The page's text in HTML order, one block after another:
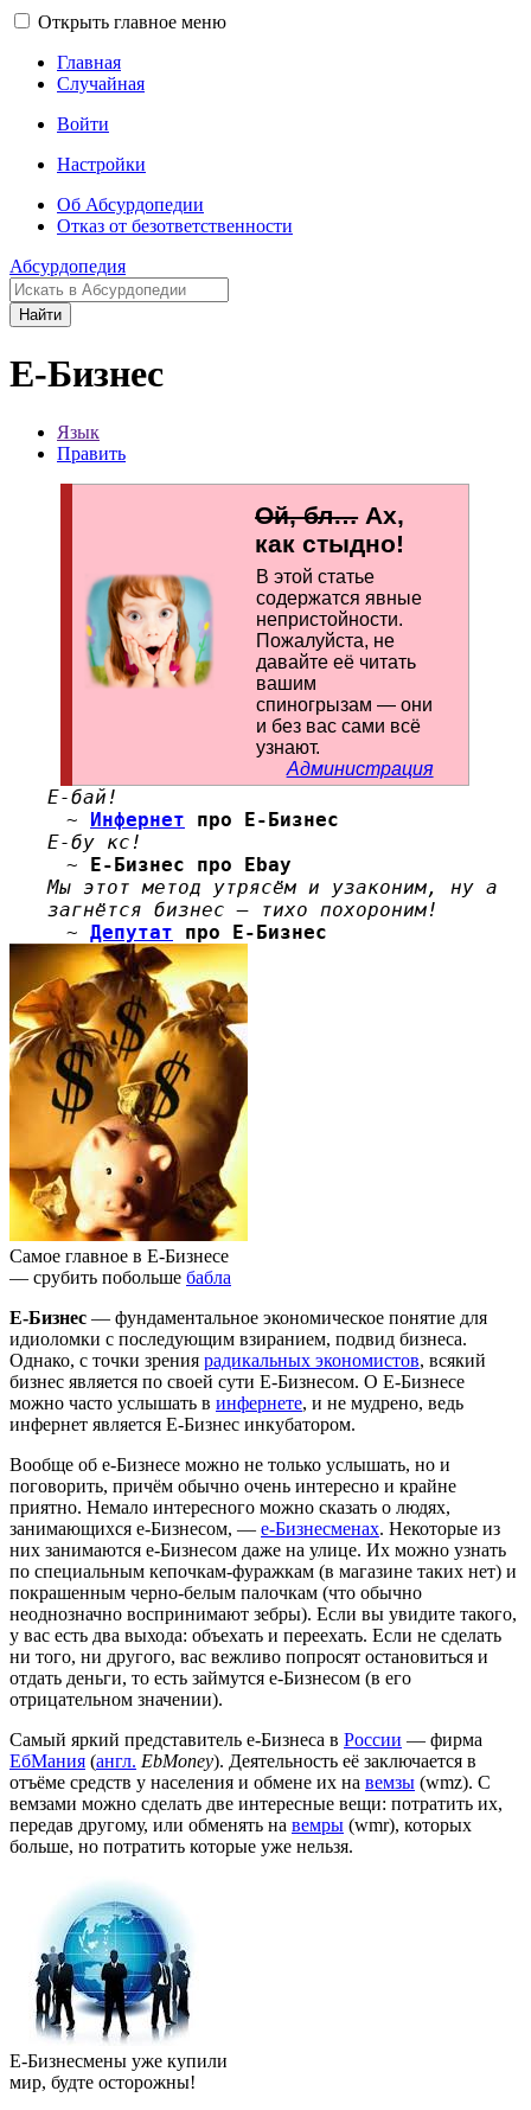
Открыть главное меню
Главная
Случайная
Войти
Настройки
Об Абсурдопедии
Отказ от безответственности
Абсурдопедия
Найти
Е-Бизнес
Язык
Править
Ой, бл…Ах,
как стыдно!
В этой статье
содержатся явные
непристойности.
По­жа­лу­йс­та, не
давайте её читать
вашим
спиногрызам — они
и без вас сами всё
узнают.
Администрация
Е-бай!
~ Инфернет про Е-Бизнес
Е-бу кс!
~ Е-Бизнес про Ebay
Мы этот метод утрясём и узаконим, ну а
загнётся бизнес — тихо похороним!
~ Депутат про Е-Бизнес
Самое главное в Е-Бизнесе
— срубить побольше бабла
Е-Бизнес — фундаментальное экономическое понятие для
идиоломки с последующим взиранием, подвид бизнеса.
Однако, с точки зрения радикальных экономистов, всякий
бизнес является по своей сути Е-Бизнесом. О Е-Бизнесе
можно часто услышать в инфернете, и не мудрено, ведь
инфернет является Е-Бизнес инкубатором.
Вообще об е-Бизнесе можно не только услышать, но и
поговорить, причём обычно очень интересно и крайне
приятно. Немало интересного можно сказать о людях,
занимающихся е-Бизнесом, — е-Бизнесменах. Некоторые из
них занимаются е-Бизнесом даже на улице. Их можно узнать
по специальным кепочкам-фуражкам (в магазине таких нет) и
покрашенным черно-белым палочкам (что обычно
неоднозначно воспринимают зебры). Если вы увидите такого,
у вас есть два выхода: объехать и переехать. Если не сделать
ни того, ни другого, вас вежливо попросят остановиться и
отдать деньги, то есть займутся е-Бизнесом (в его
отрицательном значении).
Самый яркий представитель е-Бизнеса в России — фирма
ЕбМания (англ. EbMoney). Деятельность её заключается в
отъёме средств у населения и обмене их на вемзы (wmz). С
вемзами можно сделать две интересные вещи: потратить их,
передав другому, или обменять на вемры (wmr), которых
больше, но потратить которые уже нельзя.
Е-Бизнесмены уже купили
мир, будте осторожны!